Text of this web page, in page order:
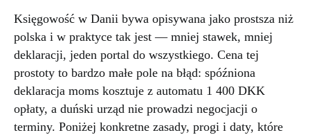
Księgowość w Danii bywa opisywana jako prostsza niż
polska i w praktyce tak jest — mniej stawek, mniej
deklaracji, jeden portal do wszystkiego. Cena tej
prostoty to bardzo małe pole na błąd: spóźniona
deklaracja moms kosztuje z automatu 1 400 DKK
opłaty, a duński urząd nie prowadzi negocjacji o
terminy. Poniżej konkretne zasady, progi i daty, które